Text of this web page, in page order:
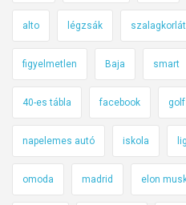
alto légzsák szalagkorlát
figyelmetlen Baja smart
40-es tábla facebook golf
napelemes autó iskola
omoda madrid elon